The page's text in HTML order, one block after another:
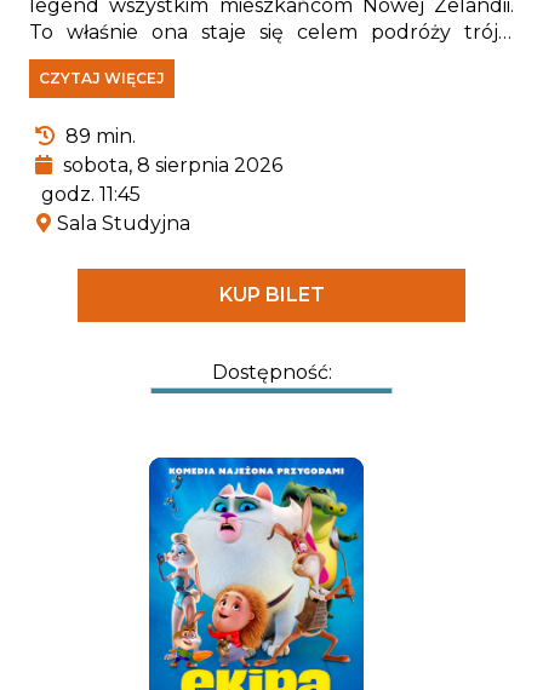
legend wszystkim mieszkańcom Nowej Zelandii.
To właśnie ona staje się celem podróży trójki
dzieci, z których każde ma inny powód, aby wejść
na jej szczyt. Zmagająca się z nowotworem Sam
chciałby znaleźć przyjaciół, a Bronco od zawsze
chciał podbić Taranaki, którą jego przodkowie
darzą wielkim szacunkiem. Droga nie będzie łatwa
– nie dość, że czeka ich starcie z dziką naturą, to
poszukujących ich rodziców. Wspólna wędrówka
okaże się czymś więcej niż tylko wyprawą pełną
przygód. Czy góra da im to, czego naprawdę
CZYTAJ WIĘCEJ
89 min.
sobota, 8 sierpnia 2026
godz. 11:45
Sala Studyjna
KUP BILET
Dostępność: